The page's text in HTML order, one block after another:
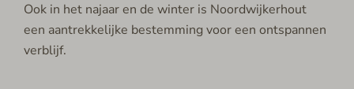
Ook in het najaar en de winter is Noordwijkerhout
een aantrekkelijke bestemming voor een ontspannen
verblijf.